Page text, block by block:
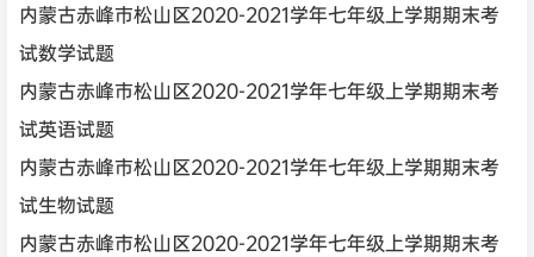
内蒙古赤峰市松山区2020-2021学年七年级上学期期末考
试数学试题
内蒙古赤峰市松山区2020-2021学年七年级上学期期末考
试英语试题
内蒙古赤峰市松山区2020-2021学年七年级上学期期末考
试生物试题
内蒙古赤峰市松山区2020-2021学年七年级上学期期末考